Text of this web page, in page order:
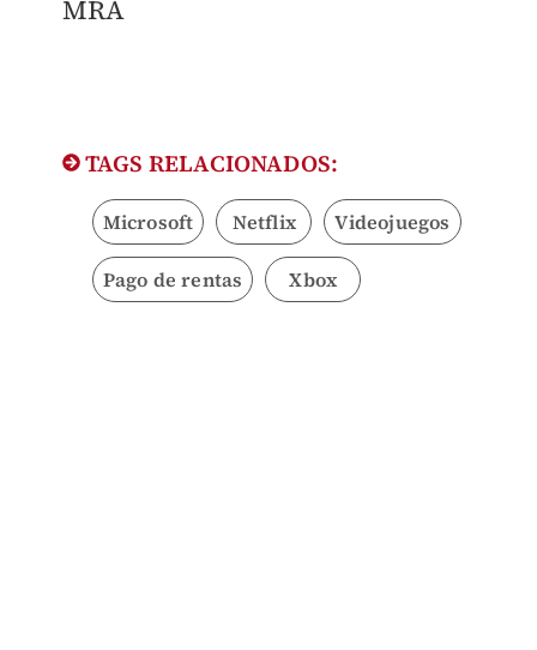
MRA
TAGS RELACIONADOS:
Microsoft Netflix Videojuegos
Pago de rentas Xbox